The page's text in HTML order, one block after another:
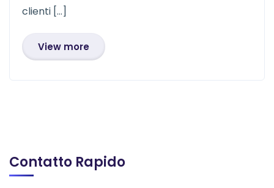
clienti […]
View more
Contatto Rapido